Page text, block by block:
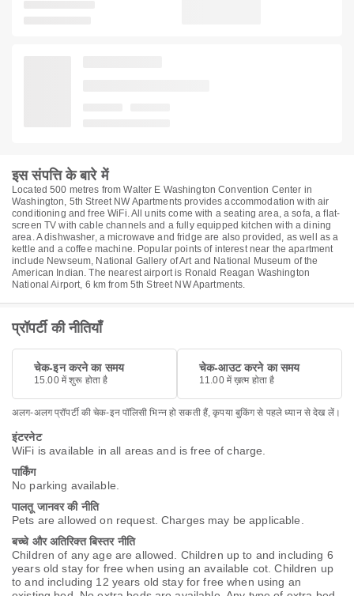
इस संपत्ति के बारे में
Located 500 metres from Walter E Washington Convention Center in
Washington, 5th Street NW Apartments provides accommodation with air
conditioning and free WiFi. All units come with a seating area, a sofa, a flat-
screen TV with cable channels and a fully equipped kitchen with a dining
area. A dishwasher, a microwave and fridge are also provided, as well as a
kettle and a coffee machine. Popular points of interest near the apartment
include Newseum, National Gallery of Art and National Museum of the
American Indian. The nearest airport is Ronald Reagan Washington
National Airport, 6 km from 5th Street NW Apartments.
प्रॉपर्टी की नीतियाँ
चेक-इन करने का समय
15.00 में शुरू होता है
चेक-आउट करने का समय
11.00 में ख़त्म होता है
अलग-अलग प्रॉपर्टी की चेक-इन पॉलिसी भिन्न हो सकती हैं, कृपया बुकिंग से पहले ध्यान से देख लें।
इंटरनेट
WiFi is available in all areas and is free of charge.
पार्किंग
No parking available.
पालतू जानवर की नीति
Pets are allowed on request. Charges may be applicable.
बच्चे और अतिरिक्त बिस्तर नीति
Children of any age are allowed. Children up to and including 6
years old stay for free when using an available cot. Children up
to and including 12 years old stay for free when using an